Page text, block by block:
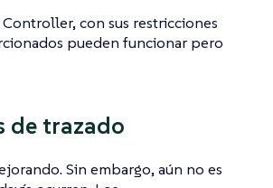
con sus restricciones
pueden funcionar pero
de trazado
Sin embargo, aún no es